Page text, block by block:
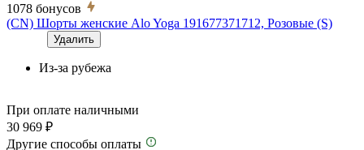
1078 бонусов
(CN) Шорты женские Alo Yoga 191677371712, Розовые (S)
Удалить
Из-за рубежа
При оплате наличными
30 969 ₽
Другие способы оплаты